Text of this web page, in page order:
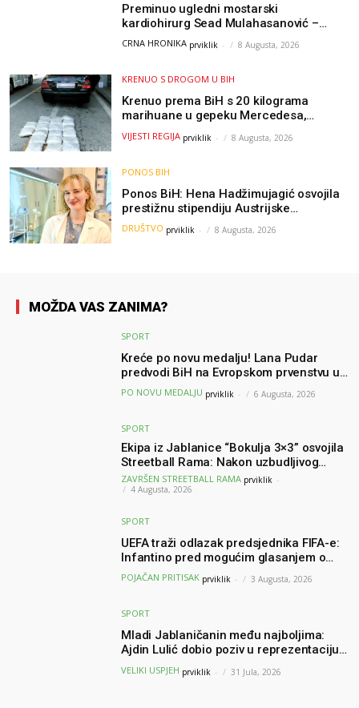
Preminuo ugledni mostarski
kardiohirurg Sead Mulahasanović –
kolege uputile emotivnu oproštajnu
CRNA HRONIKA prviklik - 8 Augusta, 2026
KRENUO S DROGOM U BIH
Krenuo prema BiH s 20 kilograma
marihuane u gepeku Mercedesa,
policija ga uhapsila na granici
VIJESTI REGIJA prviklik - 8 Augusta, 2026
PONOS BIH
Ponos BiH: Hena Hadžimujagić osvojila
prestižnu stipendiju Austrijske
akademije nauka, njeno istraživanje
moglo bi pomoći djeci širom svijeta
DRUŠTVO prviklik - 8 Augusta, 2026
MOŽDA VAS ZANIMA?
SPORT
Kreće po novu medalju! Lana Pudar
predvodi BiH na Evropskom prvenstvu u
Parizu
PO NOVU MEDALJU prviklik - 6 Augusta, 2026
SPORT
Ekipa iz Jablanice “Bokulja 3×3” osvojila
Streetball Rama: Nakon uzbudljivog
finala poznati svi pobjednici turnira
ZAVRŠEN STREETBALL RAMA prviklik -
4 Augusta, 2026
SPORT
UEFA traži odlazak predsjednika FIFA-e:
Infantino pred mogućim glasanjem o
nepovjerenju
POJAČAN PRITISAK prviklik - 3 Augusta, 2026
SPORT
Mladi Jablaničanin među najboljima:
Ajdin Lulić dobio poziv u reprezentaciju
BiH – branit će boje BiH na Slovenia Ball
VELIKI USPJEH prviklik - 31 Jula, 2026